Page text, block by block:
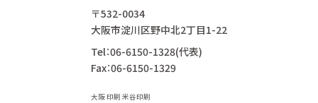
〒532-0034
大阪市淀川区野中北2丁目1-22
Tel：06-6150-1328(代表)
Fax：06-6150-1329
大阪 印刷 米谷印刷